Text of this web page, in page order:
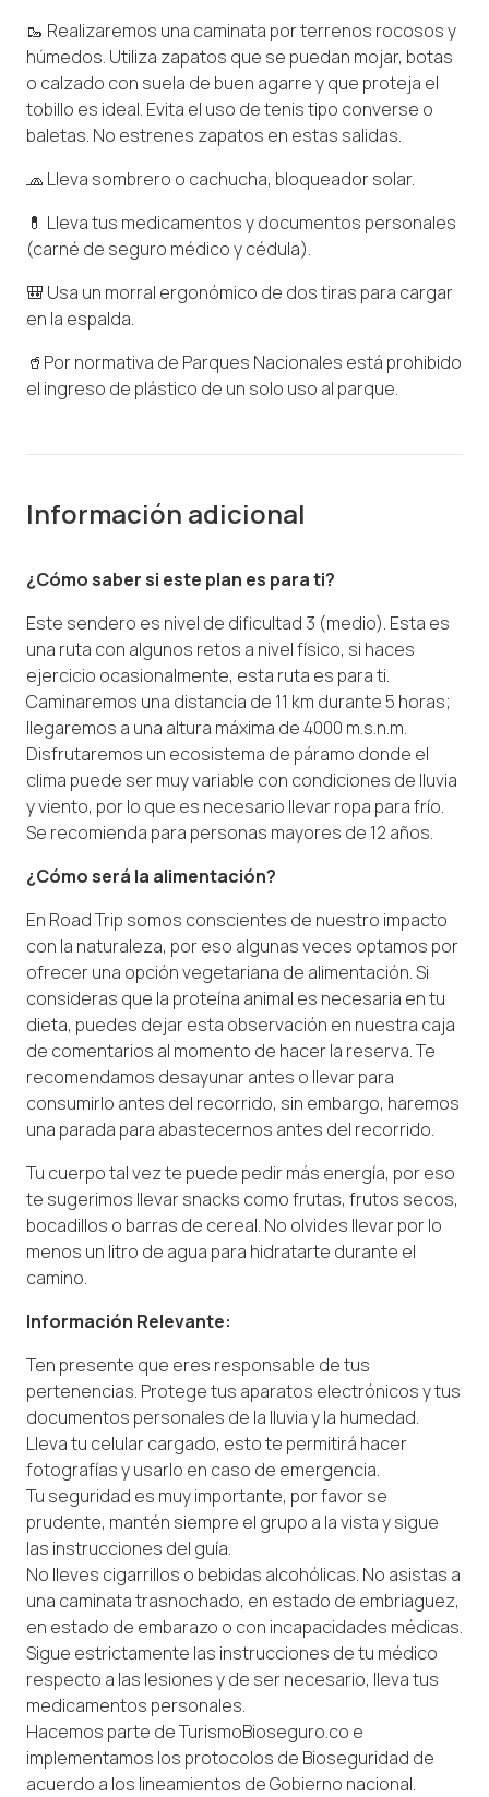
🥾 Realizaremos una caminata por terrenos rocosos y
húmedos. Utiliza zapatos que se puedan mojar, botas
o calzado con suela de buen agarre y que proteja el
tobillo es ideal. Evita el uso de tenis tipo converse o
baletas. No estrenes zapatos en estas salidas.
🧢 Lleva sombrero o cachucha, bloqueador solar.
💊 Lleva tus medicamentos y documentos personales
(carné de seguro médico y cédula).
🎒 Usa un morral ergonómico de dos tiras para cargar
en la espalda.
🥤Por normativa de Parques Nacionales está prohibido
el ingreso de plástico de un solo uso al parque.
Información adicional
¿Cómo saber si este plan es para ti?
Este sendero es nivel de dificultad 3 (medio). Esta es
una ruta con algunos retos a nivel físico, si haces
ejercicio ocasionalmente, esta ruta es para ti.
Caminaremos una distancia de 11 km durante 5 horas;
llegaremos a una altura máxima de 4000 m.s.n.m.
Disfrutaremos un ecosistema de páramo donde el
clima puede ser muy variable con condiciones de lluvia
y viento, por lo que es necesario llevar ropa para frío.
Se recomienda para personas mayores de 12 años.
¿Cómo será la alimentación?
En Road Trip somos conscientes de nuestro impacto
con la naturaleza, por eso algunas veces optamos por
ofrecer una opción vegetariana de alimentación. Si
consideras que la proteína animal es necesaria en tu
dieta, puedes dejar esta observación en nuestra caja
de comentarios al momento de hacer la reserva. Te
recomendamos desayunar antes o llevar para
consumirlo antes del recorrido, sin embargo, haremos
una parada para abastecernos antes del recorrido.
Tu cuerpo tal vez te puede pedir más energía, por eso
te sugerimos llevar snacks como frutas, frutos secos,
bocadillos o barras de cereal. No olvides llevar por lo
menos un litro de agua para hidratarte durante el
camino.
Información Relevante:
Ten presente que eres responsable de tus
pertenencias. Protege tus aparatos electrónicos y tus
documentos personales de la lluvia y la humedad.
Lleva tu celular cargado, esto te permitirá hacer
fotografías y usarlo en caso de emergencia.
Tu seguridad es muy importante, por favor se
prudente, mantén siempre el grupo a la vista y sigue
las instrucciones del guía.
No lleves cigarrillos o bebidas alcohólicas. No asistas a
una caminata trasnochado, en estado de embriaguez,
en estado de embarazo o con incapacidades médicas.
Sigue estrictamente las instrucciones de tu médico
respecto a las lesiones y de ser necesario, lleva tus
medicamentos personales.
Hacemos parte de TurismoBioseguro.co e
implementamos los protocolos de Bioseguridad de
acuerdo a los lineamientos de Gobierno nacional.